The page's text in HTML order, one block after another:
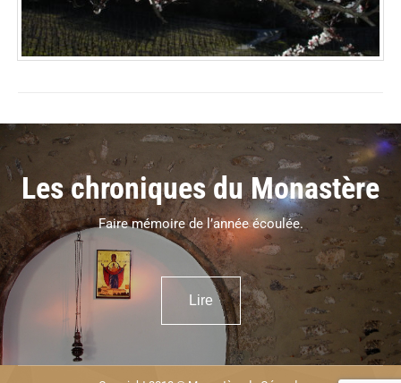
Les chroniques du Monastère
Faire mémoire de l’année écoulée.
Lire